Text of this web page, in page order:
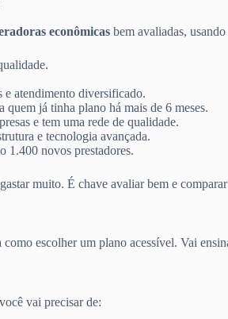
econômicas bem avaliadas,
e atendimento diversificado.
quem já tinha plano há mais de 6 meses.
e tem uma rede de qualidade.
e tecnologia avançada.
1.400 novos prestadores.
muito. É chave avaliar bem e
escolher um plano acessível. Vai
vai precisar de: